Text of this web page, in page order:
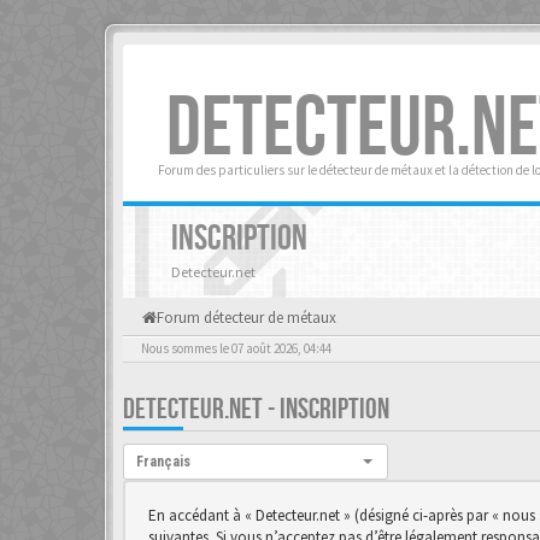
Forum des particuliers sur le détecteur de métaux et la détection de
INSCRIPTION
Detecteur.net
Forum détecteur de métaux
Nous sommes le 07 août 2026, 04:44
DETECTEUR.NET - INSCRIPTION
Langue :
Français
En accédant à « Detecteur.net » (désigné ci-après par «